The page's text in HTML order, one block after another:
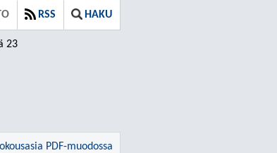
RSS HAKU
23
PDF-muodossa